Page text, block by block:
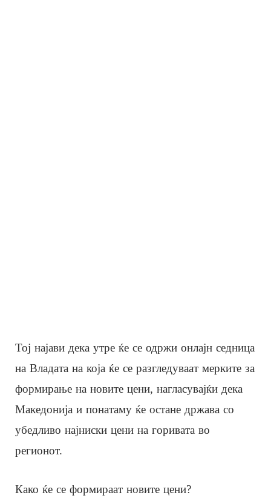
Тој најави дека утре ќе се одржи онлајн седница
на Владата на која ќе се разгледуваат мерките за
формирање на новите цени, нагласувајќи дека
Македонија и понатаму ќе остане држава со
убедливо најниски цени на горивата во
регионот.
Како ќе се формираат новите цени?